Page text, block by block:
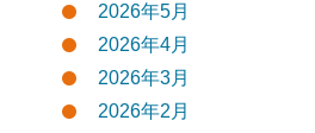
2026年5月
2026年4月
2026年3月
2026年2月